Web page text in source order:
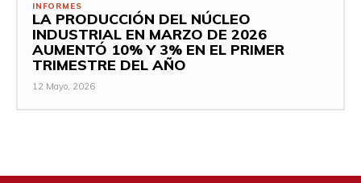
INFORMES
LA PRODUCCIÓN DEL NÚCLEO
INDUSTRIAL EN MARZO DE 2026
AUMENTÓ 10% Y 3% EN EL PRIMER
TRIMESTRE DEL AÑO
12 Mayo, 2026